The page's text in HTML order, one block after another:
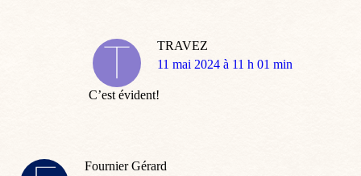
TRAVEZ
dit
11 mai 2024 à 11 h 01 min
C’est évident!
Fournier Gérard